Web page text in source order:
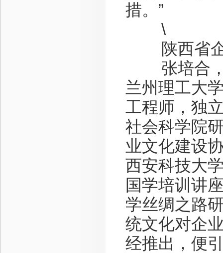
措。”
\
陕西省企
张培合，
兰州理工大
工程师，独
社会科学院
业文化建设
西安科技大
国学培训讲
学丝绸之路
统文化对企
经推出，便